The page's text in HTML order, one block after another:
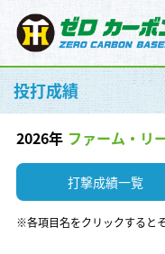
投打成績
2026年 ファーム・リ
打撃成績一覧
※各項目名をクリックすると